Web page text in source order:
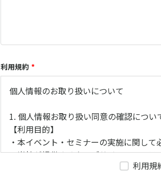
利用規約 *
個人情報のお取り扱いについて
1. 個人情報お取り扱い同意の確認につい
【利用目的】
・本イベント・セミナーの実施に関し
・当社が提供するウェブサイト、コン
の広告・宣伝メールのアクセスログ情報
利用規